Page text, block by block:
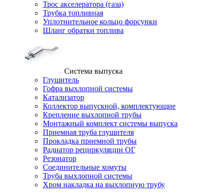
Трос акселератора (газа)
Трубка топливная
Уплотнительное кольцо форсунки
Шланг обратки топлива
Система выпуска
Глушитель
Гофра выхлопной системы
Катализатор
Коллектор выпускной, комплектующие
Крепление выхлопной трубы
Монтажный комплект системы выпуска
Приемная труба глушителя
Прокладка приемной трубы
Радиатор рециркуляции ОГ
Резонатор
Соединительные хомуты
Труба выхлопной системы
Хром накладка на выхлопную трубу